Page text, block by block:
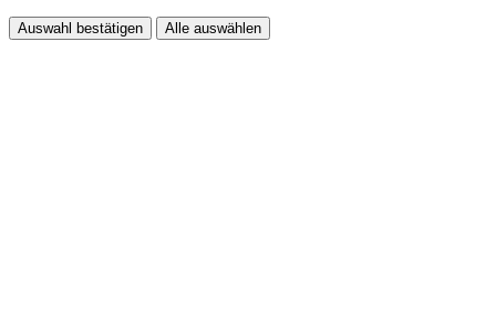
Auswahl bestätigen Alle auswählen